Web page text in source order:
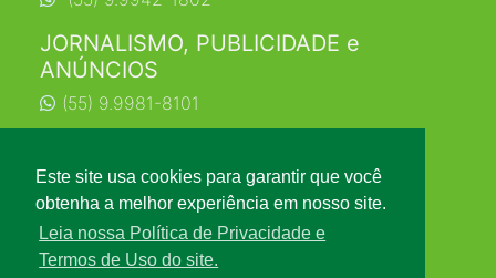
Este site usa cookies para garantir que você
obtenha a melhor experiência em nosso site.
Leia nossa Política de Privacidade e
Termos de Uso do site.
JORNALISMO, PUBLICIDADE e
ANÚNCIOS
(55) 9.9981-8101